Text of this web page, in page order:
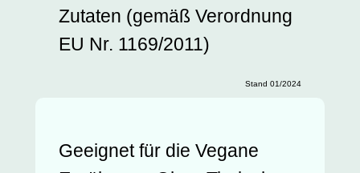
Zutaten (gemäß Verordnung
EU Nr. 1169/2011)
Stand 01/2024
Geeignet für die Vegane